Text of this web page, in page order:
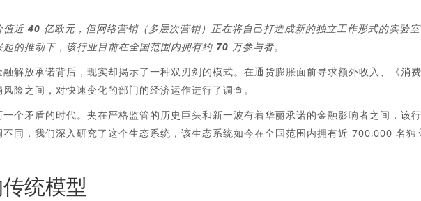
近 40 亿欧元，但网络营销（多层次营销）正在将自己打造成新的独立工作形式的实验室
的推动下，该行业目前在全国范围内拥有约 70 万参与者。
解放承诺背后，现实却揭示了一种双刃剑的模式。在通货膨胀面前寻求额外收入、《消
险之间，对快速变化的部门的经济运作进行了调查。
个矛盾的时代。夹在严格监管的历史巨头和新一波有着华丽承诺的金融影响者之间，该
同，我们深入研究了这个生态系统，该生态系统如今在全国范围内拥有近 700,000 名独
统模型